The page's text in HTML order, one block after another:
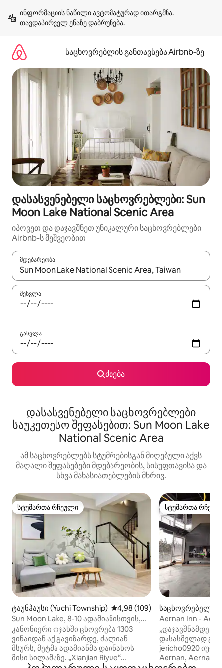
გადასვლა
თავდაპირველ ენაზე დაბრუნება.
საცხოვრებლის განთავსება Airbnb‑ზე
დასასვენებელი საცხოვრებლები: Sun
Moon Lake National Scenic Area
იპოვეთ და დაჯავშნეთ უნიკალური საცხოვრებლები
Airbnb-ს მეშვეობით
მდებარეობა
როცა შედეგები ხელმისაწვდომი გახდება, ნავიგაციისთვის
შესვლა
გასვლა
ძიება
დასასვენებელი საცხოვრებლები
საუკეთესო შეფასებით: Sun Moon Lake
National Scenic Area
ამ საცხოვრებლებს სტუმრებისგან მიღებული აქვს
მაღალი შეფასებები მდებარეობის, სისუფთავისა და
სხვა მახასიათებლების მხრივ.
სტუმართა რჩეული
სტუმართა რჩეული
ტაუნჰაუსი (Yuchi Township) საშუალო შეფასებაა 5‑დან
4,98 (109)
Sun Moon Lake, 8-10 ადამიანისთვის,
მთლიანი სახლი, შიდა პარკინგი,
ტრამვაის დამტენი
კანონიერი ოჯახში ცხოვრება 1303
ვინაიდან აქ გავიზარდე, ძალიან
მსურს, მეტმა ადამიანმა დაინახოს
მისი სილამაზე. „Xianjian Riyue“
სტუმართა
სტუმართა
საცხოვრებელი
Village)
Aernan Inn -
ადამიანისთვის,
მთლიანი სახლი
Lake, Jiuzu,
გაზონი,
წვეულებების
„დაჯავშნამდე
დასასმელად
jericho0920 იურიდიული მისამართი:
Aernan, Aernan